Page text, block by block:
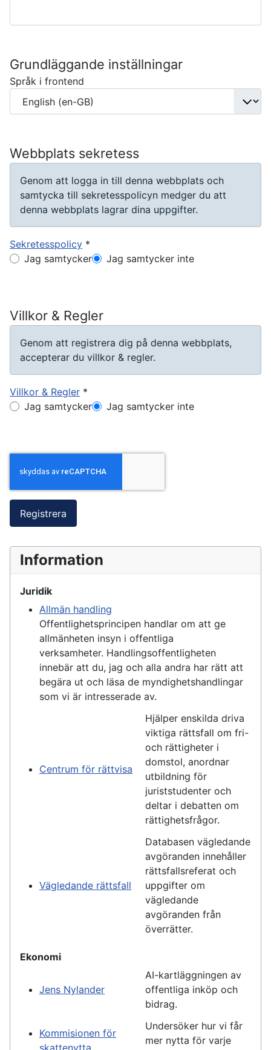
Grundläggande inställningar
Språk i frontend
Webbplats sekretess
Genom att logga in till denna webbplats och
samtycka till sekretesspolicyn medger du att
denna webbplats lagrar dina uppgifter.
Sekretesspolicy *
Sekretesspolicy
Jag samtycker Jag samtycker inte
Villkor & Regler
Genom att registrera dig på denna webbplats,
accepterar du villkor & regler.
Villkor & Regler *
Villkor & Regler
Jag samtycker Jag samtycker inte
Registrera
Information
Juridik
Allmän handling
Offentlighetsprincipen handlar om att ge
allmänheten insyn i offentliga
verksamheter. Handlingsoffentligheten
innebär att du, jag och alla andra har rätt att
begära ut och läsa de myndighetshandlingar
som vi är intresserade av.
Centrum för rättvisa
Hjälper enskilda driva
viktiga rättsfall om fri-
och rättigheter i
domstol, anordnar
utbildning för
juriststudenter och
deltar i debatten om
rättighetsfrågor.
Vägledande rättsfall
Databasen vägledande
avgöranden innehåller
rättsfallsreferat och
uppgifter om
vägledande
avgöranden från
överrätter.
Ekonomi
Jens Nylander
AI-kartläggningen av
offentliga inköp och
bidrag.
Kommisionen för
Undersöker hur vi får
mer nytta för varje